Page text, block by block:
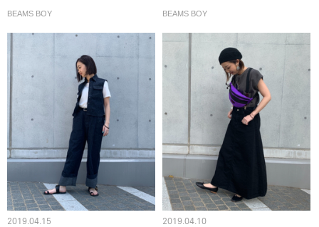
BEAMS BOY BEAMS BOY
2019.04.15 2019.04.10